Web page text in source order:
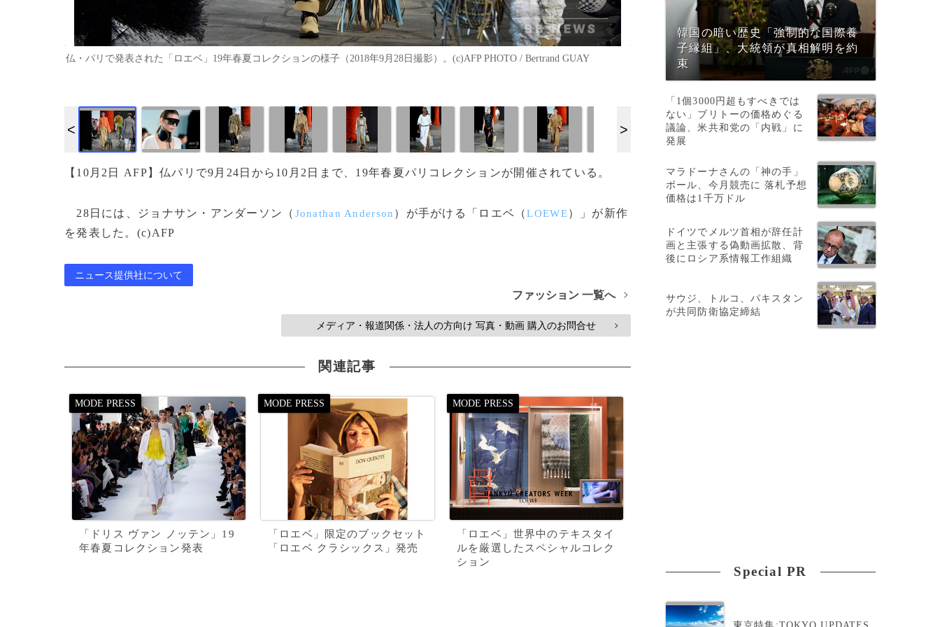
仏・パリで発表された「ロエベ」19年春夏コレクションの様子（2018年9月28日撮影）。(c)AFP PHOTO / Bertrand GUAY
【10月2日 AFP】仏パリで9月24日から10月2日まで、19年春夏パリコレクションが開催されている。
28日には、ジョナサン・アンダーソン（ Jonathan Anderson ）が手がける「ロエベ（LOEWE）」が新作
を発表した。(c)AFP
ニュース提供社について
ファッション 一覧へ >
メディア・報道関係・法人の方向け 写真・動画 購入のお問合せ >
関連記事
「ドリス ヴァン ノッテン」19
年春夏コレクション発表
「ロエベ」限定のブックセット
「ロエベ クラシックス」発売
「ロエベ」世界中のテキスタイ
ルを厳選したスペシャルコレク
ション
韓国の暗い歴史「強制的な国際養
子縁組」、大統領が真相解明を約
束
「1個3000円超もすべきでは
ない」ブリトーの価格めぐる
議論、米共和党の「内戦」に
発展
マラドーナさんの「神の手」
ボール、今月競売に 落札予想
価格は1千万ドル
ドイツでメルツ首相が辞任計
画と主張する偽動画拡散、背
後にロシア系情報工作組織
サウジ、トルコ、パキスタン
が共同防衛協定締結
Special PR
東京特集:TOKYO UPDATES